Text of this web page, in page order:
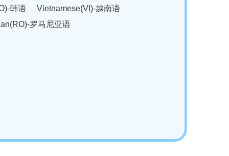
韩语
Vietnamese(VI)-越南语
罗马尼亚语